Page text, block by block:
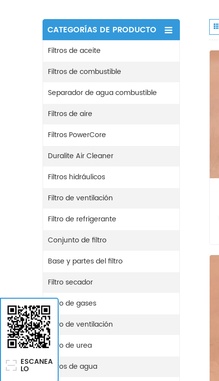
CATEGORÍAS DE PRODUCTO
Filtros de aceite
Filtros de combustible
Separador de agua combustible
Filtros de aire
Filtros PowerCore
Duralite Air Cleaner
Filtros hidráulicos
Filtro de ventilación
Filtro de refrigerante
Conjunto de filtro
Base y partes del filtro
Filtro secador
Filtro de gases
Filtro de ventilación
Filtro de urea
Filtros de agua
ESCANEA
LO